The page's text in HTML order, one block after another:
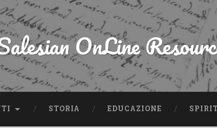
OnLine
STORIA EDUCAZIONE